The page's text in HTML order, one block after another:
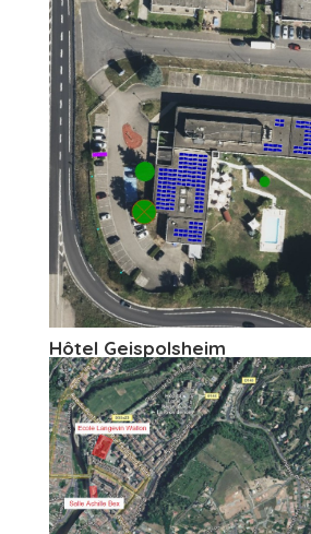
Hôtel Geispolsheim